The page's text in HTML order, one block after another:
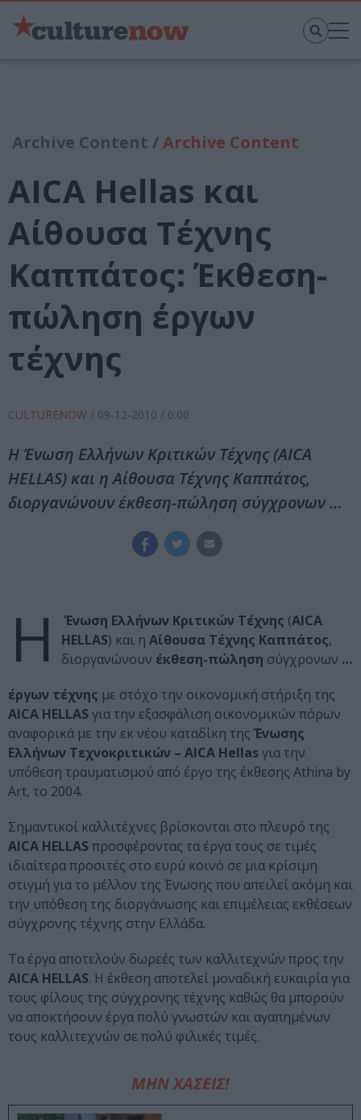
Archive Content /Archive Content
AICA Hellas και
Αίθουσα Τέχνης
Καππάτος: Έκθεση-
πώληση έργων
τέχνης
CULTURENOW / 09-12-2010 / 0:00
Η Ένωση Ελλήνων Κριτικών Τέχνης (AICA
HELLAS) και η Αίθουσα Τέχνης Καππάτος,
διοργανώνουν έκθεση-πώληση σύγχρονων …
Η Ένωση Ελλήνων Κριτικών Τέχνης (AICA
HELLAS) και η Αίθουσα Τέχνης Καππάτος,
διοργανώνουν έκθεση-πώληση σύγχρονων …
έργων τέχνης με στόχο την οικονομική στήριξη της
AICA HELLAS για την εξασφάλιση οικονομικών πόρων
αναφορικά με την εκ νέου καταδίκη της Ένωσης
Ελλήνων Τεχνοκριτικών – AICA Hellasγια την
υπόθεση τραυματισμού από έργο της έκθεσης Athina by
Art, το 2004.
Σημαντικοί καλλιτέχνες βρίσκονται στο πλευρό της
AICA HELLAS προσφέροντας τα έργα τους σε τιμές
ιδιαίτερα προσιτές στο ευρύ κοινό σε μια κρίσιμη
στιγμή για το μέλλον της Ένωσης που απειλεί ακόμη και
την υπόθεση της διοργάνωσης και επιμέλειας εκθέσεων
σύγχρονης τέχνης στην Ελλάδα.
Τα έργα αποτελούν δωρεές των καλλιτεχνών προς την
AICA HELLAS. Η έκθεση αποτελεί μοναδική ευκαιρία για
τους φίλους της σύγχρονης τέχνης καθώς θα μπορούν
να αποκτήσουν έργα πολύ γνωστών και αγαπημένων
τους καλλιτεχνών σε πολύ φιλικές τιμές.
ΜΗΝ ΧΑΣΕΙΣ!